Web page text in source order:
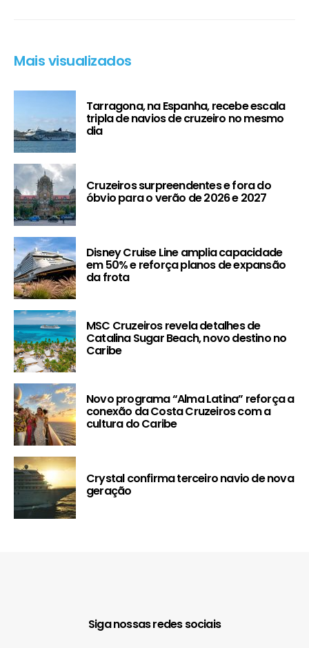
Mais visualizados
Tarragona, na Espanha, recebe escala
tripla de navios de cruzeiro no mesmo
dia
Cruzeiros surpreendentes e fora do
óbvio para o verão de 2026 e 2027
Disney Cruise Line amplia capacidade
em 50% e reforça planos de expansão
da frota
MSC Cruzeiros revela detalhes de
Catalina Sugar Beach, novo destino no
Caribe
Novo programa “Alma Latina” reforça a
conexão da Costa Cruzeiros com a
cultura do Caribe
Crystal confirma terceiro navio de nova
geração
Siga nossas redes sociais